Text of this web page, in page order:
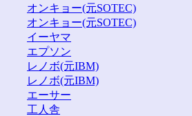
オンキョー(元SOTEC)
オンキョー(元SOTEC)
イーヤマ
エプソン
レノボ(元IBM)
レノボ(元IBM)
エーサー
工人舎